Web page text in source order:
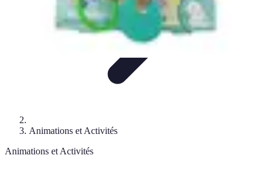
Animations et Activités
Animations et Activités